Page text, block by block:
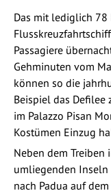
Das mit lediglich
Passagiere
Gehminuten vom
können so die
Beispiel das
im Palazzo Pisan
Kostümen Einzug
Neben dem Treiben
umliegenden Inseln
nach Padua auf